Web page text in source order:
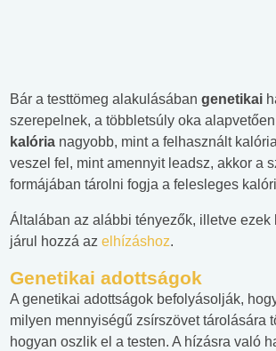
Bár a testtömeg alakulásában genetikai
szerepelnek, a többletsúly oka
kalória nagyobb, mint a felhasznált
veszel fel, mint amennyit leadsz, akkor a
formájában tárolni fogja a felesleges
Általában az alábbi tényezők, illetve ezek
járul hozzá az elhízáshoz.
Genetikai adottságok
A genetikai adottságok befolyásolják,
milyen mennyiségű zsírszövet tárolására
hogyan oszlik el a testen. A hízásra való